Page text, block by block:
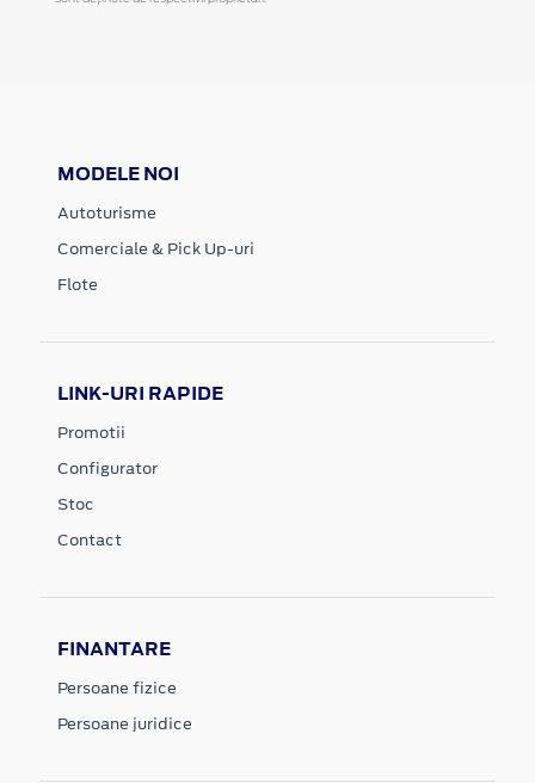
MODELE NOI
Autoturisme
Comerciale & Pick Up-uri
Flote
LINK-URI RAPIDE
Promotii
Configurator
Stoc
Contact
FINANTARE
Persoane fizice
Persoane juridice